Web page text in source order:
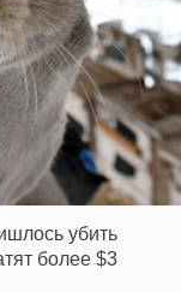
убить
более $3